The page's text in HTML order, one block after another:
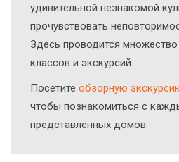
удивительной незнакомой
прочувствовать
Здесь проводится
классов и экскурсий.
Посетите обзорную
чтобы познакомиться с
представленных домов.